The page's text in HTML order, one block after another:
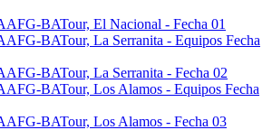
BATour, El Nacional - Fecha 01
BATour, La Serranita - Equipos Fecha
BATour, La Serranita - Fecha 02
BATour, Los Alamos - Equipos Fecha
BATour, Los Alamos - Fecha 03